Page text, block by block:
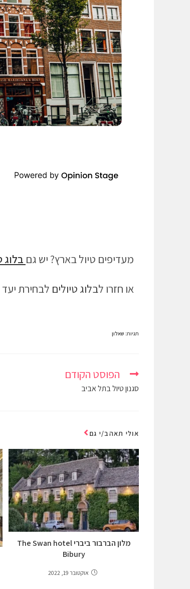
מעדיפים טיול בארץ? יש גם בלוג
או חזרו לבלוג טיולים לבחירת יעד
תגיות: שאלון
הפוסט הקודם
סגנון טיול בתל אביב
אולי תאהב/י גם
מלון הברבור ביברי The Swan hotel
Bibury
אוקטובר 19, 2022